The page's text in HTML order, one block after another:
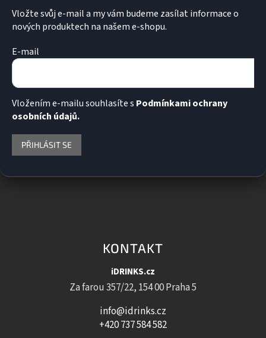
p
i
s
Vložte svůj e-mail a my vám budeme zasílat informace o
nových produktech na našem e-shopu.
E-mail
Vložením e-mailu souhlasíte s Podmínkami ochrany
osobních údajů.
PŘIHLÁSIT SE
KONTAKT
iDRINKS.cz
Za farou 357/22, 154 00 Praha 5
info@idrinks.cz
+420 737 584 582